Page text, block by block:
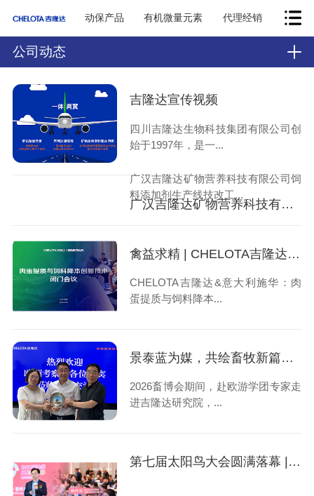
动保产品 有机微量元素 代理经销
公司动态
吉隆达宣传视频
四川吉隆达生物科技集团有限公司创
始于1997年，是一...
广汉吉隆达矿物营养科技有限公司—饲料添加剂生产线技改工程—环境影响报告书报批前公示
广汉吉隆达矿物营养科技有限公司饲
料添加剂生产线技改工...
禽益求精 | CHELOTA吉隆达&意大利施华：肉蛋提质与饲料降本创新技术闭门会圆满举行
CHELOTA吉隆达&意大利施华：肉
蛋提质与饲料降本...
景泰蓝为媒，共绘畜牧新篇章 ——赴欧游学团走进吉隆达研究院
2026畜博会期间，赴欧游学团专家走
进吉隆达研究院，...
第七届太阳鸟大会圆满落幕 | 陈代文教授直指畜牧核心痛点，解读纳米级矿物元素新趋势